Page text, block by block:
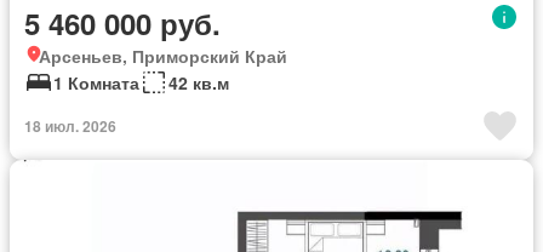
5 460 000 руб.
Арсеньев, Приморский Край
1 Комната
42 кв.м
18 июл. 2026